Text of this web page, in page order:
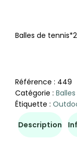
Balles de tennis*2
Référence : 449
Catégorie :
Étiquette :
Description